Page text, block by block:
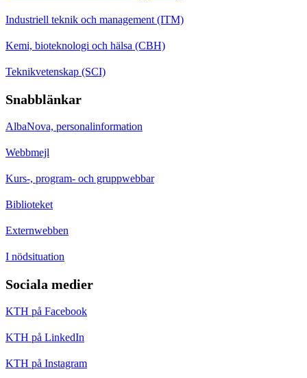
Industriell teknik och management (ITM)
Kemi, bioteknologi och hälsa (CBH)
Teknikvetenskap (SCI)
Snabblänkar
AlbaNova, personalinformation
Webbmejl
Kurs-, program- och gruppwebbar
Biblioteket
Externwebben
I nödsituation
Sociala medier
KTH på Facebook
KTH på LinkedIn
KTH på Instagram